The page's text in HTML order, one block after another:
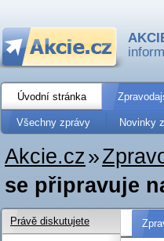
Úvodní stránka
Všechny zprávy Novinky
Akcie.cz»
se připravuje
Právě diskutujete